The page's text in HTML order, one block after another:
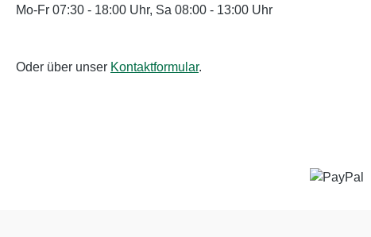
Mo-Fr 07:30 - 18:00 Uhr, Sa 08:00 - 13:00 Uhr
Oder über unser Kontaktformular.